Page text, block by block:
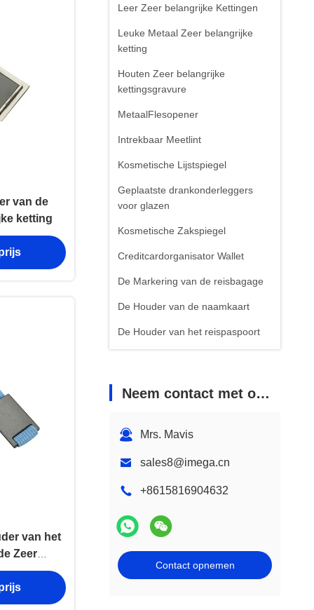
Leer Zeer belangrijke Kettingen
Leuke Metaal Zeer belangrijke
ketting
Houten Zeer belangrijke
kettingsgravure
MetaalFlesopener
Intrekbaar Meetlint
Kosmetische Lijstspiegel
Geplaatste drankonderleggers
voor glazen
Kosmetische Zakspiegel
Creditcardorganisator Wallet
De Markering van de reisbagage
De Houder van de naamkaart
De Houder van het reispaspoort
Neem contact met ons op
Mrs. Mavis
sales8@imega.cn
+8615816904632
Contact opnemen
van de
ketting
van het
Zeer